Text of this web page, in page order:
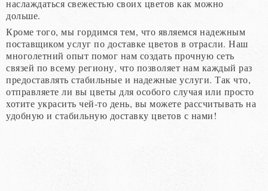
наслаждаться свежестью своих цветов как можно
дольше.
Кроме того, мы гордимся тем, что являемся надежным
поставщиком услуг по доставке цветов в отрасли. Наш
многолетний опыт помог нам создать прочную сеть
связей по всему региону, что позволяет нам каждый раз
предоставлять стабильные и надежные услуги. Так что,
отправляете ли вы цветы для особого случая или просто
хотите украсить чей-то день, вы можете рассчитывать на
удобную и стабильную доставку цветов с нами!